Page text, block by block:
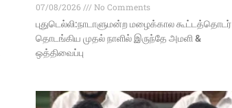
07/08/2026
No Comments
புதுடெல்லி:நாடாளுமன்ற மழைக்கால கூட்டத்தொடர்
தொடங்கிய முதல் நாளில் இருந்தே அமளி &
ஒத்திவைப்பு